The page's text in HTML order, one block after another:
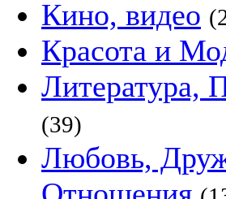
Кино, видео
Красота и
Литература,
(39)
Любовь,